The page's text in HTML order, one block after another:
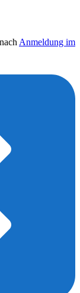
Anmeldung im